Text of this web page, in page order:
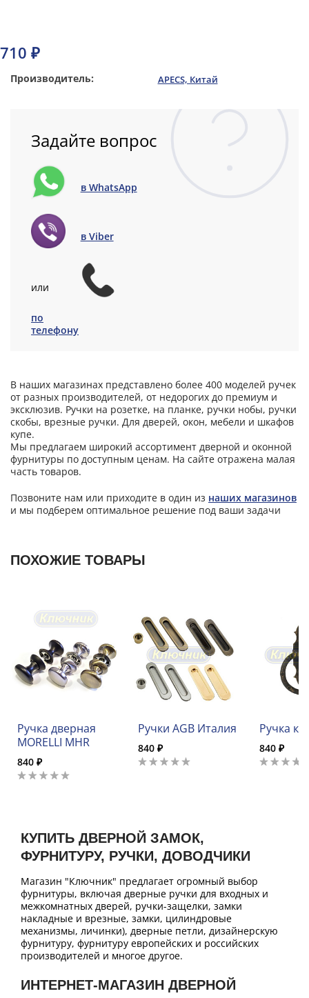
Производитель: APECS, Китай
710 ₽
Задайте вопрос
в WhatsApp
в Viber
или
по
телефону
В наших магазинах представлено более 400 моделей ручек
от разных производителей, от недорогих до премиум и
эксклюзив. Ручки на розетке, на планке, ручки нобы, ручки
скобы, врезные ручки. Для дверей, окон, мебели и шкафов
купе.
Мы предлагаем широкий ассортимент дверной и оконной
фурнитуры по доступным ценам. На сайте отражена малая
часть товаров.
Позвоните нам или приходите в один из наших магазинов
и мы подберем оптимальное решение под ваши задачи
ПОХОЖИЕ ТОВАРЫ
Ручка дверная
MORELLI MHR
840 ₽
Ручки AGB Италия
840 ₽
Ручка
840 ₽
КУПИТЬ ДВЕРНОЙ ЗАМОК,
ФУРНИТУРУ, РУЧКИ, ДОВОДЧИКИ
Магазин "Ключник" предлагает огромный выбор
фурнитуры, включая дверные ручки для входных и
межкомнатных дверей, ручки-защелки, замки
накладные и врезные, замки, цилиндровые
механизмы, личинки), дверные петли, дизайнерскую
фурнитуру, фурнитуру европейских и российских
производителей и многое другое.
ИНТЕРНЕТ-МАГАЗИН ДВЕРНОЙ